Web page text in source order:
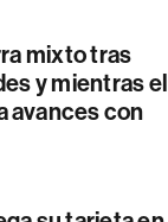
mixto tras
y mientras el
avances con